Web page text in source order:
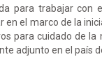
para trabajar con
el marco de la
para cuidado de
adjunto en el país